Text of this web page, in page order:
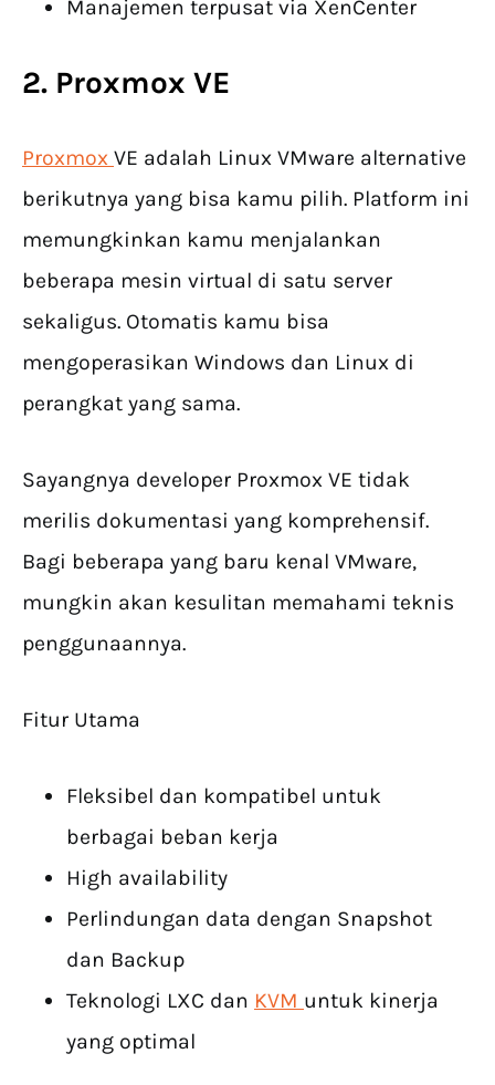
Manajemen terpusat via XenCenter
2. Proxmox VE
Proxmox VE adalah Linux VMware alternative
berikutnya yang bisa kamu pilih. Platform ini
memungkinkan kamu menjalankan
beberapa mesin virtual di satu server
sekaligus. Otomatis kamu bisa
mengoperasikan Windows dan Linux di
perangkat yang sama.
Sayangnya developer Proxmox VE tidak
merilis dokumentasi yang komprehensif.
Bagi beberapa yang baru kenal VMware,
mungkin akan kesulitan memahami teknis
penggunaannya.
Fitur Utama
Fleksibel dan kompatibel untuk
berbagai beban kerja
High availability
Perlindungan data dengan Snapshot
dan Backup
Teknologi LXC dan KVM untuk kinerja
yang optimal